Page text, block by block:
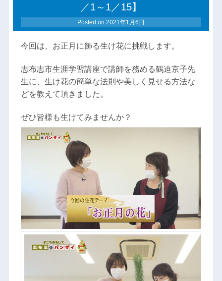
／1～1／15】
Posted on 2021年1月6日
今回は、お正月に飾る生け花に挑戦します。
志布志市生涯学習講座で講師を務める鶴迫京子先
生に、生け花の簡単な法則や美しく見せる方法な
どを教えて頂きました。
ぜひ皆様も生けてみませんか？